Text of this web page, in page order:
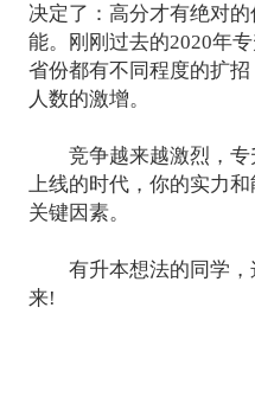
决定了：高分才有绝对
能。刚刚过去的2020年
省份都有不同程度的扩
人数的激增。
竞争越来越激烈，专
上线的时代，你的实力
关键因素。
有升本想法的同学，
来!